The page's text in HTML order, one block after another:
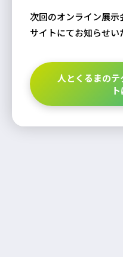
次回のオンライン展
サイトにてお知らせい
人とくるまのテ